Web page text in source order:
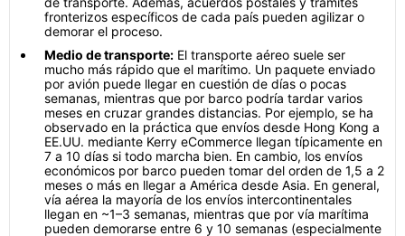
fronterizos específicos de cada país pueden agilizar o
demorar el proceso.
Medio de transporte: El transporte aéreo suele ser
mucho más rápido que el marítimo. Un paquete enviado
por avión puede llegar en cuestión de días o pocas
semanas, mientras que por barco podría tardar varios
meses en cruzar grandes distancias. Por ejemplo, se ha
observado en la práctica que envíos desde Hong Kong a
EE.UU. mediante Kerry eCommerce llegan típicamente en
7 a 10 días si todo marcha bien. En cambio, los envíos
económicos por barco pueden tomar del orden de 1,5 a 2
meses o más en llegar a América desde Asia. En general,
vía aérea la mayoría de los envíos intercontinentales
llegan en ~1–3 semanas, mientras que por vía marítima
pueden demorarse entre 6 y 10 semanas (especialmente